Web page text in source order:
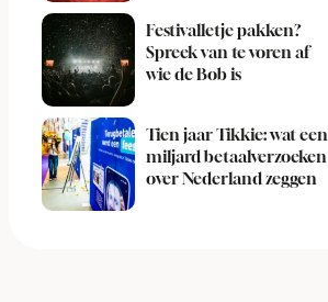
Festivalletje pakken?
Spreek van te voren af
wie de Bob is
Tien jaar Tikkie: wat een
miljard betaalverzoeken
over Nederland zeggen